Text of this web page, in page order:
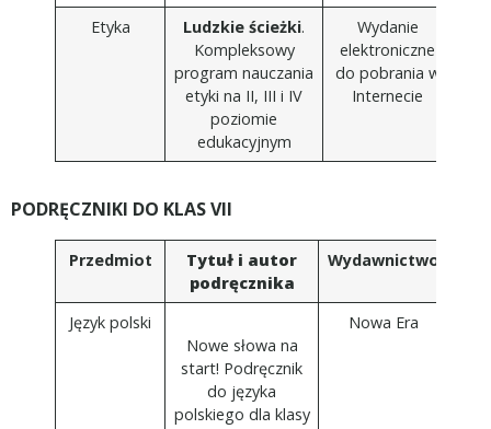
Etyka Ludzkie ścieżki.
Kompleksowy
program nauczania
etyki na II, III i IV
poziomie
edukacyjnym
Wydanie
elektroniczne
do pobrania w
Internecie
PODRĘCZNIKI DO KLAS VII
Przedmiot
Tytuł i autor
podręcznika
Wydawnictwo
Język polski
Nowe słowa na
start! Podręcznik
do języka
polskiego dla klasy
Nowa Era